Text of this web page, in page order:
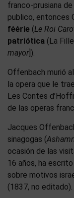
franco-prusiana
publico, entonces
féérie (Le Roi
patriótica (La
mayor]).
Offenbach murió
la opera que le
Les Contes
de las operas
Jacques
sinagogas (
ocasión de las
16 años, ha
sobre motivos
(1837, no editado).